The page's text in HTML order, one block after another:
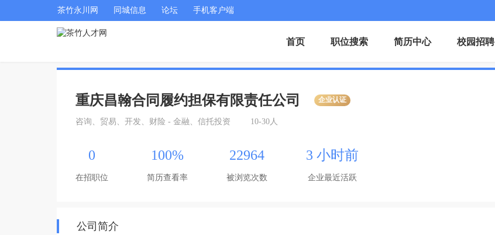
茶竹永川网 同城信息 论坛 手机客户端
首页 职位搜索 简历中心 校园招聘
重庆昌翰合同履约担保有限责任公司 企业认证
咨询、贸易、开发、财险 - 金融、信托投资 10-30人
0
在招职位
100%
简历查看率
22964
被浏览次数
3 小时前
企业最近活跃
公司简介